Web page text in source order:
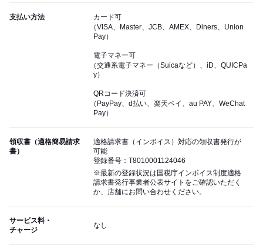
支払い方法
カード可
（VISA、Master、JCB、AMEX、Diners、Union
Pay）
電子マネー可
（交通系電子マネー（Suicaなど）、iD、QUICPa
y）
QRコード決済可
（PayPay、d払い、楽天ペイ、au PAY、WeChat
Pay）
領収書（適格簡易請求
書）
適格請求書（インボイス）対応の領収書発行が
可能
登録番号：T8010001124046
※最新の登録状況は国税庁インボイス制度適格
請求書発行事業者公表サイトをご確認いただく
か、店舗にお問い合わせください。
サービス料・
チャージ
なし